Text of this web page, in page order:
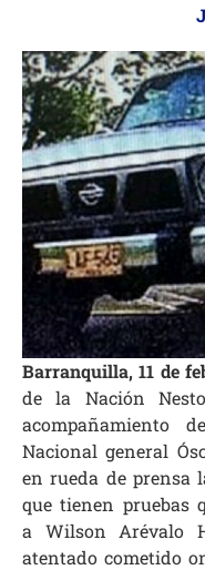
Barranquilla, 11 de
de la Nación
acompañamiento
Nacional general
en rueda de prensa
que tienen pruebas
a Wilson Arévalo
atentado cometido